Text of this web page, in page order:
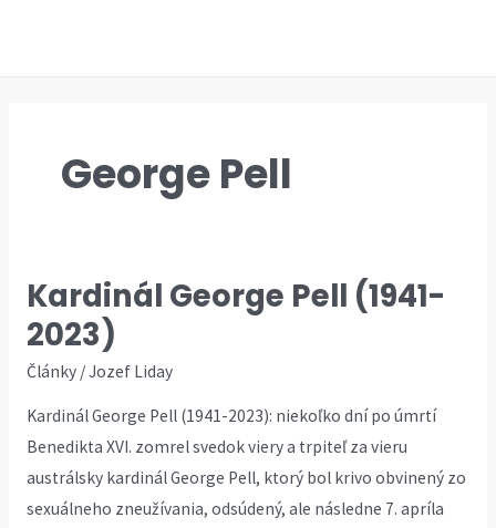
George Pell
Kardinál George Pell (1941-
2023)
Články/Jozef Liday
Kardinál George Pell (1941-2023): niekoľko dní po úmrtí
Benedikta XVI. zomrel svedok viery a trpiteľ za vieru
austrálsky kardinál George Pell, ktorý bol krivo obvinený zo
sexuálneho zneužívania, odsúdený, ale následne 7. apríla